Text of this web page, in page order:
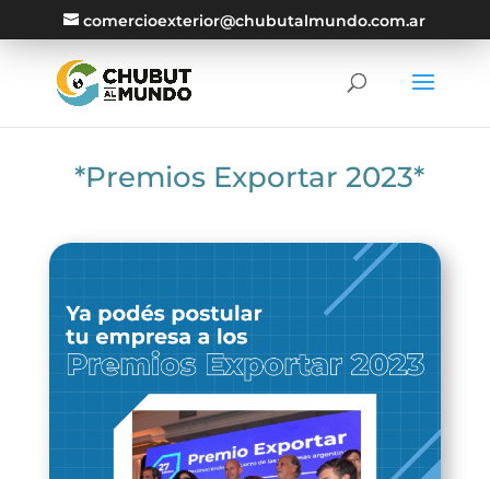
comercioexterior@chubutalmundo.com.ar
*Premios Exportar 2023*